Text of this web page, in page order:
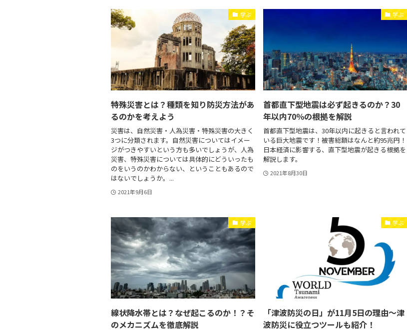
学ぶ
特殊災害とは？種類を知り防災方法があ
るのかを考えよう
災害は、自然災害・人為災害・特殊災害の大きく
3つに分類されます。自然災害についてはイメー
ジがつきやすいという方も多いでしょうが、人為
災害、特殊災害については具体的にどういったも
のをいうのかわからない、ということもあるので
はないでしょうか。...
2021年9月6日
学ぶ
首都直下型地震は必ず起きるのか？30
年以内70％の根拠を解説
首都直下型地震は、30年以内に起きると言われて
いる巨大地震です！被害総額はなんと約95兆円！
日本経済に影響する、直下型地震が起きる根拠を
解説します。
2021年8月30日
学ぶ
線状降水帯とは？なぜ起こるのか！？そ
のメカニズムを徹底解説
学ぶ
「津波防災の日」が11月5日の理由～津
波防災に役立つツールも紹介！